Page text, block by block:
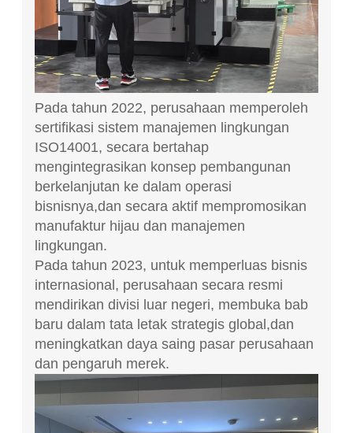
Pada tahun 2022, perusahaan memperoleh
sertifikasi sistem manajemen lingkungan
ISO14001, secara bertahap
mengintegrasikan konsep pembangunan
berkelanjutan ke dalam operasi
bisnisnya,dan secara aktif mempromosikan
manufaktur hijau dan manajemen
lingkungan.
Pada tahun 2023, untuk memperluas bisnis
internasional, perusahaan secara resmi
mendirikan divisi luar negeri, membuka bab
baru dalam tata letak strategis global,dan
meningkatkan daya saing pasar perusahaan
dan pengaruh merek.